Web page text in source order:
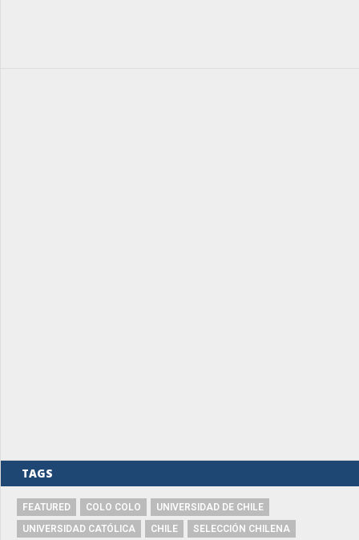
TAGS
FEATURED COLO COLO
UNIVERSIDAD DE CHILE
UNIVERSIDAD CATÓLICA
CHILE
SELECCIÓN CHILENA